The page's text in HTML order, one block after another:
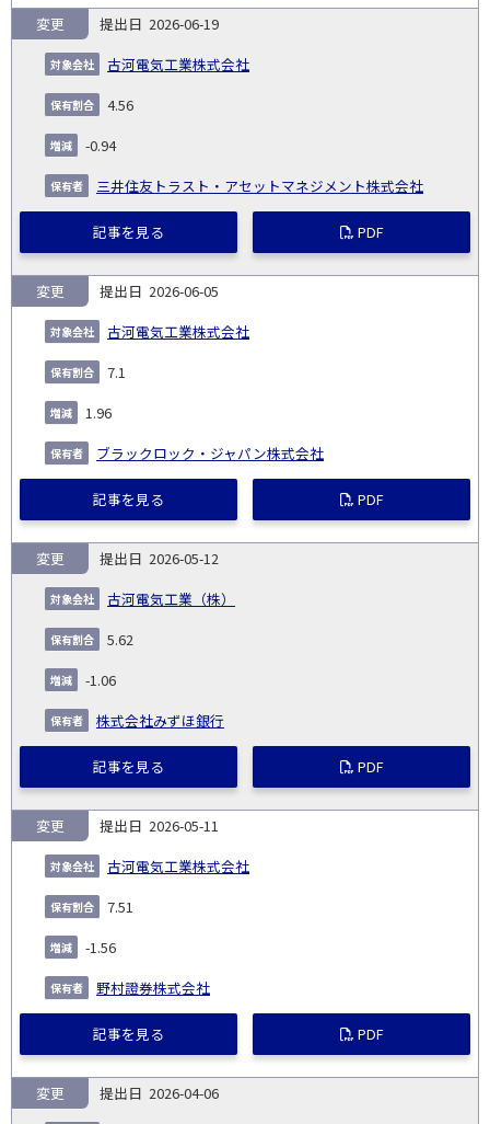
2026-06-19
古河電気工業株式会社
変更
4.56
-0.94
三井住友トラスト・アセットマネジメント株式会社
記事を見る PDF
2026-06-05
古河電気工業株式会社
変更
7.1
1.96
ブラックロック・ジャパン株式会社
記事を見る PDF
2026-05-12
古河電気工業（株）
変更
5.62
-1.06
株式会社みずほ銀行
記事を見る PDF
2026-05-11
古河電気工業株式会社
変更
7.51
-1.56
野村證券株式会社
記事を見る PDF
2026-04-06
変更